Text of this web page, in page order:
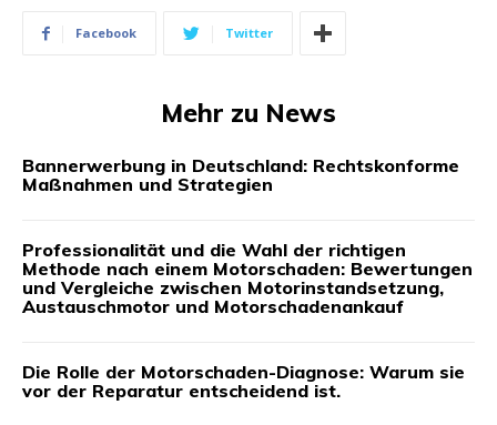
Facebook Twitter
Mehr zu News
Bannerwerbung in Deutschland: Rechtskonforme
Maßnahmen und Strategien
Professionalität und die Wahl der richtigen
Methode nach einem Motorschaden: Bewertungen
und Vergleiche zwischen Motorinstandsetzung,
Austauschmotor und Motorschadenankauf
Die Rolle der Motorschaden-Diagnose: Warum sie
vor der Reparatur entscheidend ist.